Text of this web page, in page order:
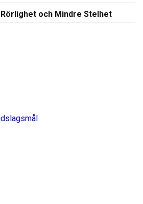
och Mindre Stelhet